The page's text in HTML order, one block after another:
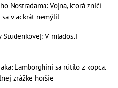
Nostradama: Vojna, ktorá zničí
sa viackrát nemýlil
Studenkovej: V mladosti
Lamborghini sa rútilo z kopca,
zrážke horšie